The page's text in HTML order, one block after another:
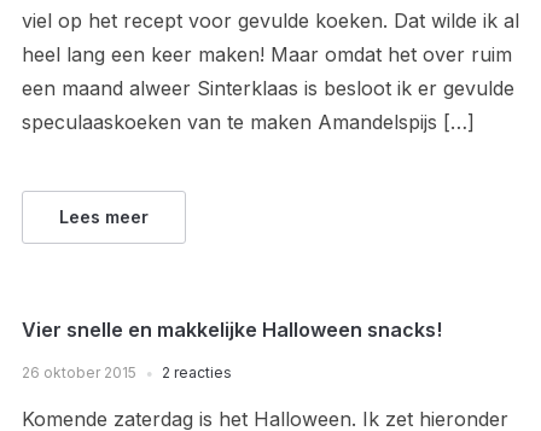
viel op het recept voor gevulde koeken. Dat wilde ik al
heel lang een keer maken! Maar omdat het over ruim
een maand alweer Sinterklaas is besloot ik er gevulde
speculaaskoeken van te maken Amandelspijs […]
Lees meer
Vier snelle en makkelijke Halloween snacks!
26 oktober 2015 2 reacties
Komende zaterdag is het Halloween. Ik zet hieronder